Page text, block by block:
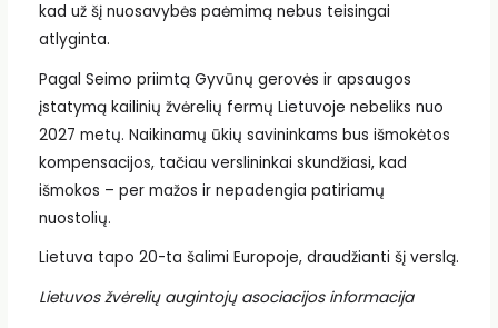
kad už šį nuosavybės paėmimą nebus teisingai
atlyginta.
Pagal Seimo priimtą Gyvūnų gerovės ir apsaugos
įstatymą kailinių žvėrelių fermų Lietuvoje nebeliks nuo
2027 metų. Naikinamų ūkių savininkams bus išmokėtos
kompensacijos, tačiau verslininkai skundžiasi, kad
išmokos – per mažos ir nepadengia patiriamų
nuostolių.
Lietuva tapo 20-ta šalimi Europoje, draudžianti šį verslą.
Lietuvos žvėrelių augintojų asociacijos informacija